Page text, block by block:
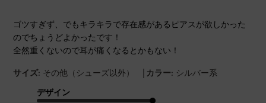
ゴツすぎず、でもキラキラで存在感があるピアスが欲しかった
のでちょうどよかったです！
全然重くないので耳が痛くなるとかもない！
サイズ: その他（シューズ以外） | カラー: シルバー系
デザイン